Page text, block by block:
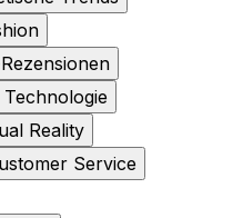
Reality
Service